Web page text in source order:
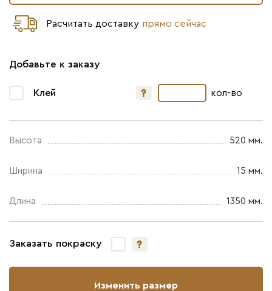
Высота 520 мм.
Ширина 15 мм.
Длина 1350 мм.
Заказать покраску
Изменить размер
Расчитать доставку прямо сейчас
Добавьте к заказу
Клей кол-во